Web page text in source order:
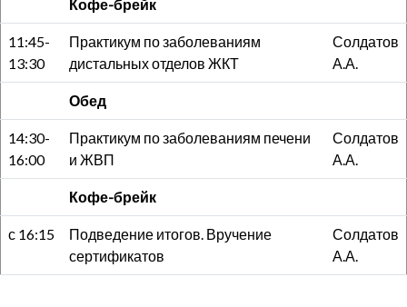
Кофе-брейк
11:45-
13:30
Практикум по заболеваниям
дистальных отделов ЖКТ
Солдатов
А.А.
Обед
14:30-
16:00
Практикум по заболеваниям печени
и ЖВП
Солдатов
А.А.
Кофе-брейк
с 16:15
Подведение итогов. Вручение
сертификатов
Солдатов
А.А.